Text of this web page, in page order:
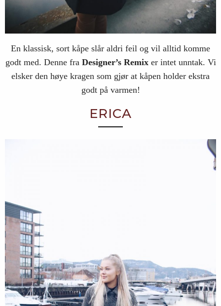
En klassisk, sort kåpe slår aldri feil og vil alltid komme
godt med. Denne fra Designer’s Remixer intet unntak. Vi
elsker den høye kragen som gjør at kåpen holder ekstra
godt på varmen!
ERICA